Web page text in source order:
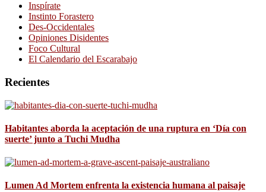
Inspírate
Instinto Forastero
Des-Occidentales
Opiniones Disidentes
Foco Cultural
El Calendario del Escarabajo
Recientes
Habitantes aborda la aceptación de una ruptura en ‘Día con
suerte’ junto a Tuchi Mudha
Lumen Ad Mortem enfrenta la existencia humana al paisaje